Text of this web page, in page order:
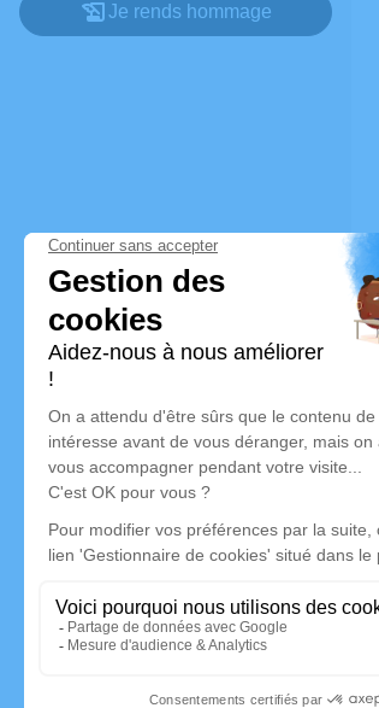
Je rends hommage